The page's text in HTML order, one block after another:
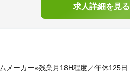
求人詳細を見る
メーカー※残業月18H程度／年休125日